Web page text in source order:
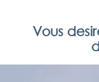
Vous